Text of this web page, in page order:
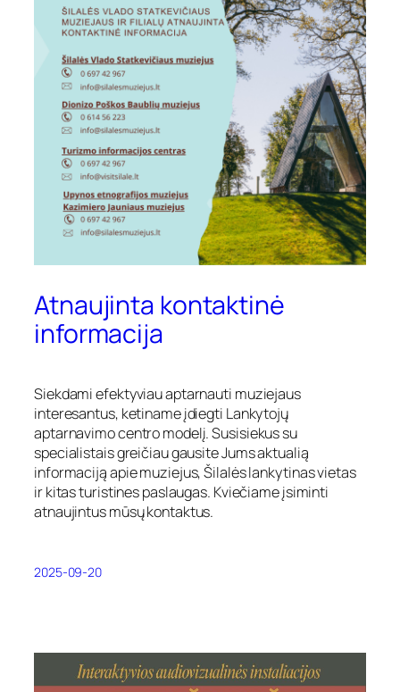
Atnaujinta kontaktinė
informacija
Siekdami efektyviau aptarnauti muziejaus
interesantus, ketiname įdiegti Lankytojų
aptarnavimo centro modelį. Susisiekus su
specialistais greičiau gausite Jums aktualią
informaciją apie muziejus, Šilalės lankytinas vietas
ir kitas turistines paslaugas. Kviečiame įsiminti
atnaujintus mūsų kontaktus.
2025-09-20